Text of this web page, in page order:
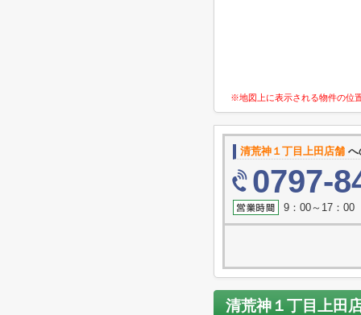
※地図上に表示される物件の位
清荒神１丁目上田店舗 へ
0797-
9：00～17：00
清荒神１丁目上田